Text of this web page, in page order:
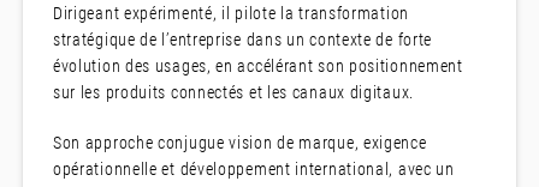
Dirigeant expérimenté, il pilote la transformation
stratégique de l’entreprise dans un contexte de forte
évolution des usages, en accélérant son positionnement
sur les produits connectés et les canaux digitaux.
Son approche conjugue vision de marque, exigence
opérationnelle et développement international, avec un